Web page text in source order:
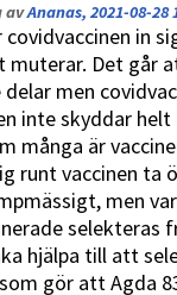
avAnanas, 2021-08-28
in
muterar. Det går
men
inte skyddar
många är
runt vaccinen ta
men
selekteras
hjälpa till att
gör att Agda